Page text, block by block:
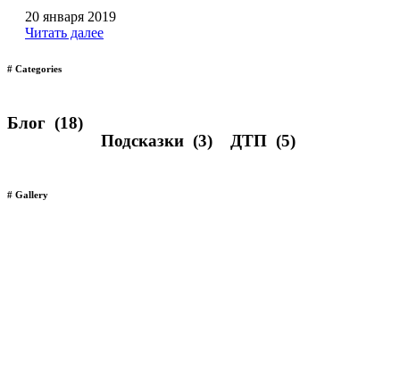
20 января 2019
Читать далее
# Categories
Блог (18)
Подсказки (3) ДТП (5)
# Gallery